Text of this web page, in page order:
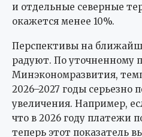
и отдельные северные
окажется менее 10%.
Перспективы на
радуют. По уточненному
Минэкономразвития,
2026–2027 годы серьезно
увеличения. Например,
что в 2026 году платежи
теперь этот показатель